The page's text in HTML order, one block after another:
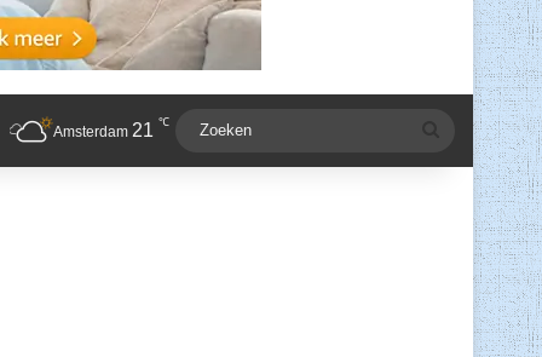
Amsterdam 21 ℃ Zoeken